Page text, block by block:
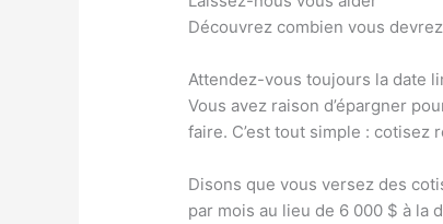
Découvrez combien vous
Attendez-vous toujours la date
Vous avez raison d’épargner
faire. C’est tout simple : cotisez
Disons que vous versez des
par mois au lieu de 6 000 $ à la